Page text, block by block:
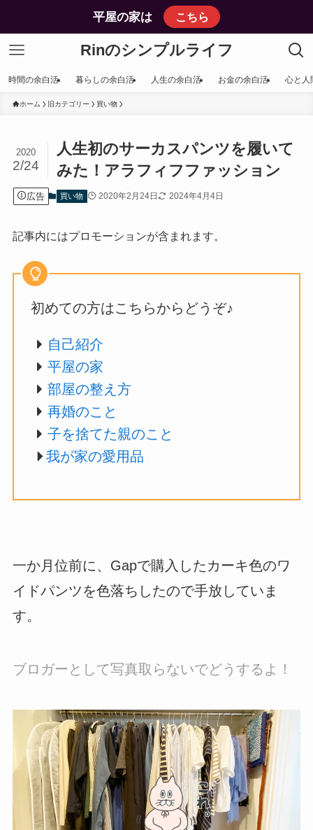
平屋の家は こちら
Rinのシンプルライフ
時間の余白活 暮らしの余白活 人生の余白活 お金の余白活 心と人
ホーム 旧カテゴリー 買い物
人生初のサーカスパンツを履いて
みた！アラフィフファッション
2020
2/24
広告 買い物 2020年2月24日 2024年4月4日
記事内にはプロモーションが含まれます。
初めての方はこちらからどうぞ♪
自己紹介
平屋の家
部屋の整え方
再婚のこと
子を捨てた親のこと
我が家の愛用品
一か月位前に、Gapで購入したカーキ色のワ
イドパンツを色落ちしたので手放していま
す。
ブロガーとして写真取らないでどうするよ！